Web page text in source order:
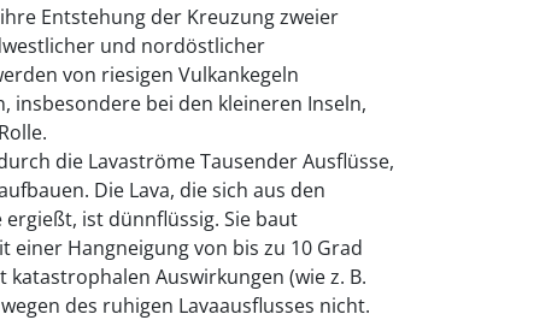
Entstehung der Kreuzung zweier
und nordöstlicher
von riesigen Vulkankegeln
insbesondere bei den kleineren Inseln,
die Lavaströme Tausender Ausflüsse,
Die Lava, die sich aus den
ist dünnflüssig. Sie baut
einer Hangneigung von bis zu 10 Grad
Auswirkungen (wie z. B.
des ruhigen Lavaausflusses nicht.